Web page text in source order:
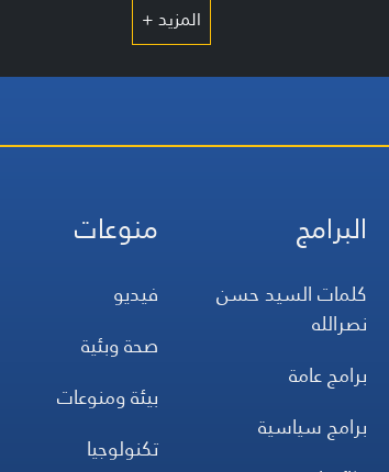
المزيد +
البرامج
كلمات السيد حسن
نصرالله
برامج عامة
برامج سياسية
منوعات
فيديو
صحة وبئية
بيئة ومنوعات
تكنولوجيا